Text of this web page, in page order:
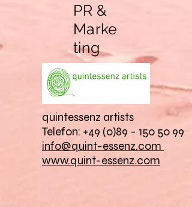
PR &
Marke
ting
quintessenz artists
Telefon: +49 (0)89 - 150 50 99
info@quint-essenz.com
www.quint-essenz.com